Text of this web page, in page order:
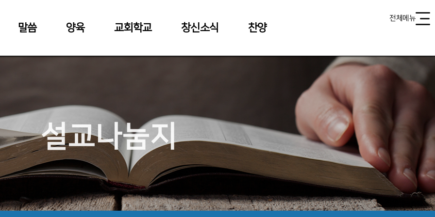
말씀 양육 교회학교 창신소식 찬양
전체메뉴
설교나눔지